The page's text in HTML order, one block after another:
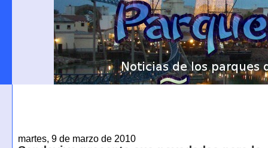
martes, 9 de marzo de 2010